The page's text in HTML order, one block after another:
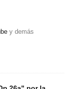
y demás